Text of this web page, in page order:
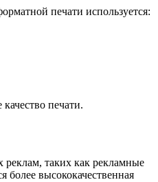
печати используется:
печати.
таких как рекламные
высококачественная